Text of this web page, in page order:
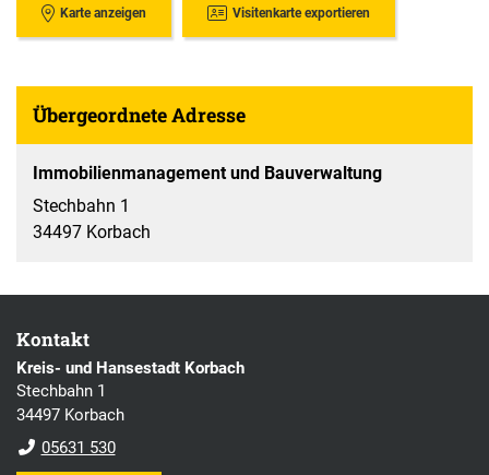
Karte anzeigen Visitenkarte exportieren
Übergeordnete Adresse
Immobilienmanagement und Bauverwaltung
Stechbahn 1
34497 Korbach
Kontakt
Kreis- und Hansestadt Korbach
Stechbahn 1
34497 Korbach
05631 530